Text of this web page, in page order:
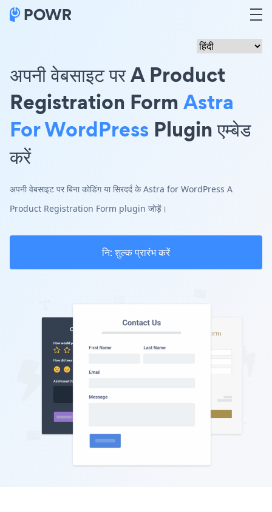
अपनी वेबसाइट पर A Product
Registration Form Astra
For WordPress Plugin एम्बेड
करें
अपनी वेबसाइट पर बिना कोडिंग या सिरदर्द के Astra for WordPress A
Product Registration Form plugin जोड़ें।
नि: शुल्क प्रारंभ करें